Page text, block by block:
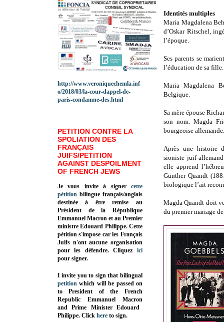
Identités multiples
Maria Magdalena
d’Oskar Ritschel,
l’époque.
Ses parents se
l’éducation de sa fille.
Maria Magdalena
Belgique.
Sa mère épouse
son nom. Magda
bourgeoise allemande.
Après une histoire
sioniste juif
elle apprend
Günther Quandt
biologique l’ait
Magda Quandt doit
du premier mariage
http://www.veroniquechemla.inf
o/2018/03/la-cour-dappel-de-
paris-condamne-des.html
PETITION CONTRE LA
SPOLIATION DES
FRANÇAIS
JUIFS/PETITION
AGAINST DESPOILMENT
OF FRENCH JEWS
Je vous invite à signer cette
pétition bilingue français/anglais
destinée à être remise au
Président de la République
Emmanuel Macron et au Premier
ministre Edouard Philippe. Cette
pétition s'impose car les Français
Juifs n'ont aucune organisation
pour les défendre. Cliquez
ici
pour signer.
I invite you to sign that bilingual
petition which will be passed on
to President of the French
Republic Emmanuel Macron
and Prime MinisterEdouard
Philippe. Click here to sign.